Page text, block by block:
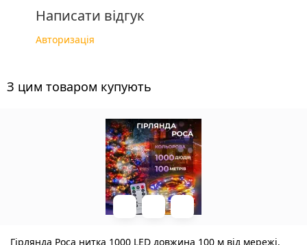
Написати відгук
Авторизація
З цим товаром купують
Гірлянда Роса нитка 1000 LED довжина 100 м від мережі,